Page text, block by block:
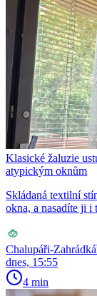
Klasické žaluzie
atypickým oknům
Skládaná textilní
okna, a nasadíte ji i
Chalupáři-
dnes, 15:55
4 min